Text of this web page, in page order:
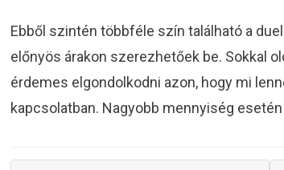
Ebből szintén többféle szín található a
előnyös árakon szerezhetőek be. Sokkal
érdemes elgondolkodni azon, hogy mi
kapcsolatban. Nagyobb mennyiség